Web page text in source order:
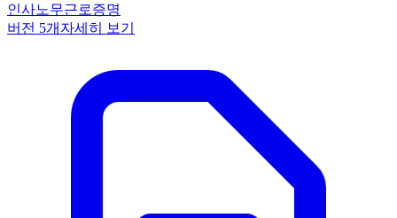
인사노무근로증명
버전 5개 자세히 보기